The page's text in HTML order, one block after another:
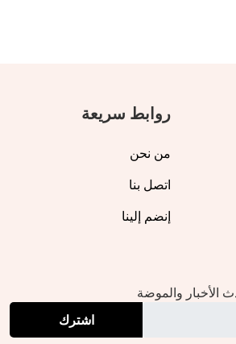
روابط سريعة
من نحن
اتصل بنا
إنضم إلينا
الأخبار والموضة
اشترك